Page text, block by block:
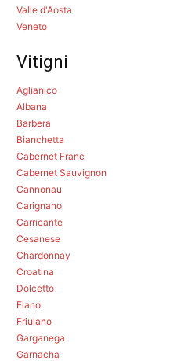
Valle d'Aosta
Veneto
Vitigni
Aglianico
Albana
Barbera
Bianchetta
Cabernet Franc
Cabernet Sauvignon
Cannonau
Carignano
Carricante
Cesanese
Chardonnay
Croatina
Dolcetto
Fiano
Friulano
Garganega
Garnacha